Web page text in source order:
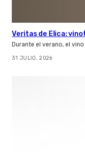
Veritas de Elica:
Durante el verano, el
31 JULIO, 2026